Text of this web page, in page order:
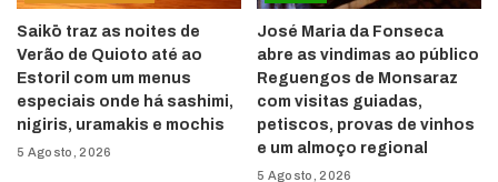
Saikō traz as noites de
Verão de Quioto até ao
Estoril com um menus
especiais onde há sashimi,
nigiris, uramakis e mochis
5 Agosto, 2026
José Maria da Fonseca
abre as vindimas ao público
Reguengos de Monsaraz
com visitas guiadas,
petiscos, provas de vinhos
e um almoço regional
5 Agosto, 2026